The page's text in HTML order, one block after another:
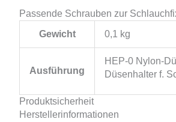
Passende Schrauben zur
Gewicht
0,1 kg
Ausführung
HEP-0 Nylon-
Düsenhalter f.
Produktsicherheit
Herstellerinformationen